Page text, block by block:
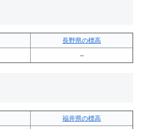
長野県の標高
–
福井県の標高